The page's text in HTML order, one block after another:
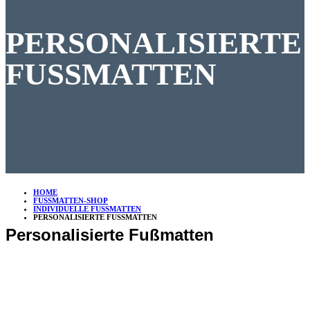
PERSONALISIERTE
FUSSMATTEN
HOME
FUSSMATTEN-SHOP
INDIVIDUELLE FUSSMATTEN
PERSONALISIERTE FUSSMATTEN
Personalisierte Fußmatten